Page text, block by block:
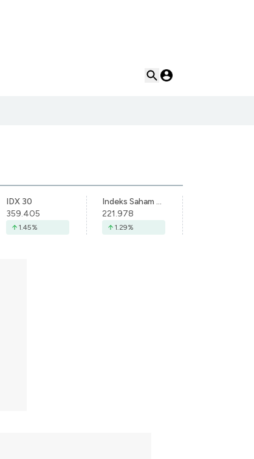
IDX 30
359.405
1.45%
Indeks Saham Syariah Indonesia
221.978
1.29%